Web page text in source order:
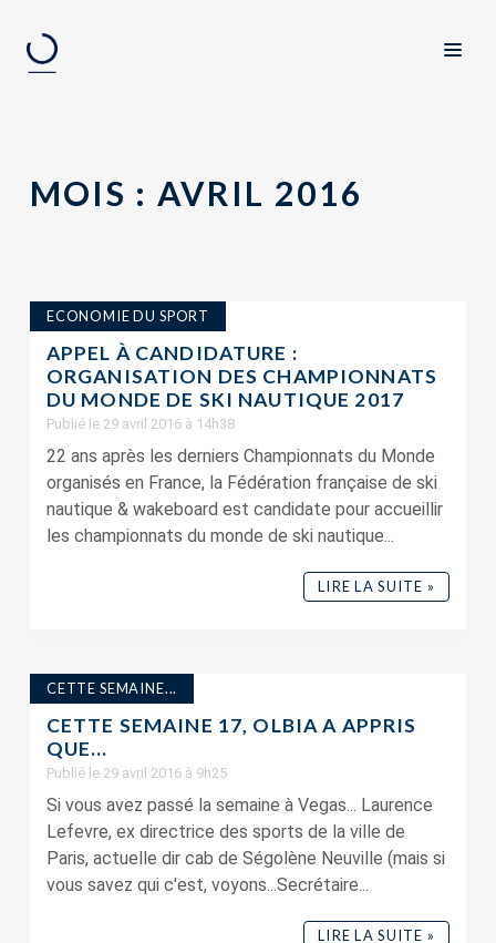
MOIS : AVRIL 2016
ECONOMIE DU SPORT
APPEL À CANDIDATURE :
ORGANISATION DES CHAMPIONNATS
DU MONDE DE SKI NAUTIQUE 2017
Publié le 29 avril 2016 à 14h38
22 ans après les derniers Championnats du Monde
organisés en France, la Fédération française de ski
nautique & wakeboard est candidate pour accueillir
les championnats du monde de ski nautique...
LIRE LA SUITE »
CETTE SEMAINE...
CETTE SEMAINE 17, OLBIA A APPRIS
QUE…
Publié le 29 avril 2016 à 9h25
Si vous avez passé la semaine à Vegas... Laurence
Lefevre, ex directrice des sports de la ville de
Paris, actuelle dir cab de Ségolène Neuville (mais si
vous savez qui c'est, voyons...Secrétaire...
LIRE LA SUITE »